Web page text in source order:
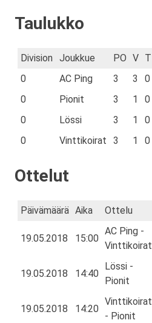
Taulukko
Division Joukkue PO V T
0
AC Ping 3 3 0
0
Pionit 3 1 0
0
Lössi 3 1 0
0
Vinttikoirat 3 1 0
Ottelut
Päivämäärä Aika Ottelu
19.05.2018 15:00
AC Ping -
Vinttikoirat
19.05.2018 14:40
Lössi -
Pionit
19.05.2018 14:20
Vinttikoirat
- Pionit